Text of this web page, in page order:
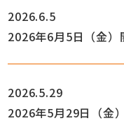
2026.6.5
2026年6月5日（金）
2026.5.29
2026年5月29日（金